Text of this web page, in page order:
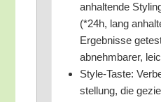
anhal­ten­de
(*24h, lang
Ergeb­nis­se
abnehm­ba­rer,
Style-Tas­te:
stel­lung, die